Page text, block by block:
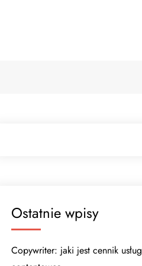
Ostatnie wpisy
Copywriter: jaki jest cennik usług